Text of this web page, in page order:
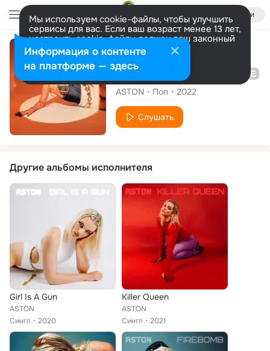
Войти
Мы используем cookie-файлы, чтобы улучшить
сервисы для вас. Если ваш возраст менее 13 лет,
настроить cookie-файлы должен ваш законный
представитель. Больше информации
Разрешить все Настроить
Альбом
ASTON Поп 2022
Слушать
Другие альбомы исполнителя
Girl Is A Gun
ASTON
Сингл
2020
Killer Queen
ASTON
Сингл
2021
Информация о контенте
на платформе — здесь